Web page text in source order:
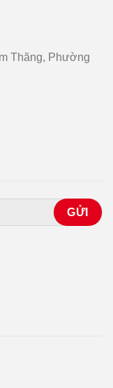
Thăng, Phường